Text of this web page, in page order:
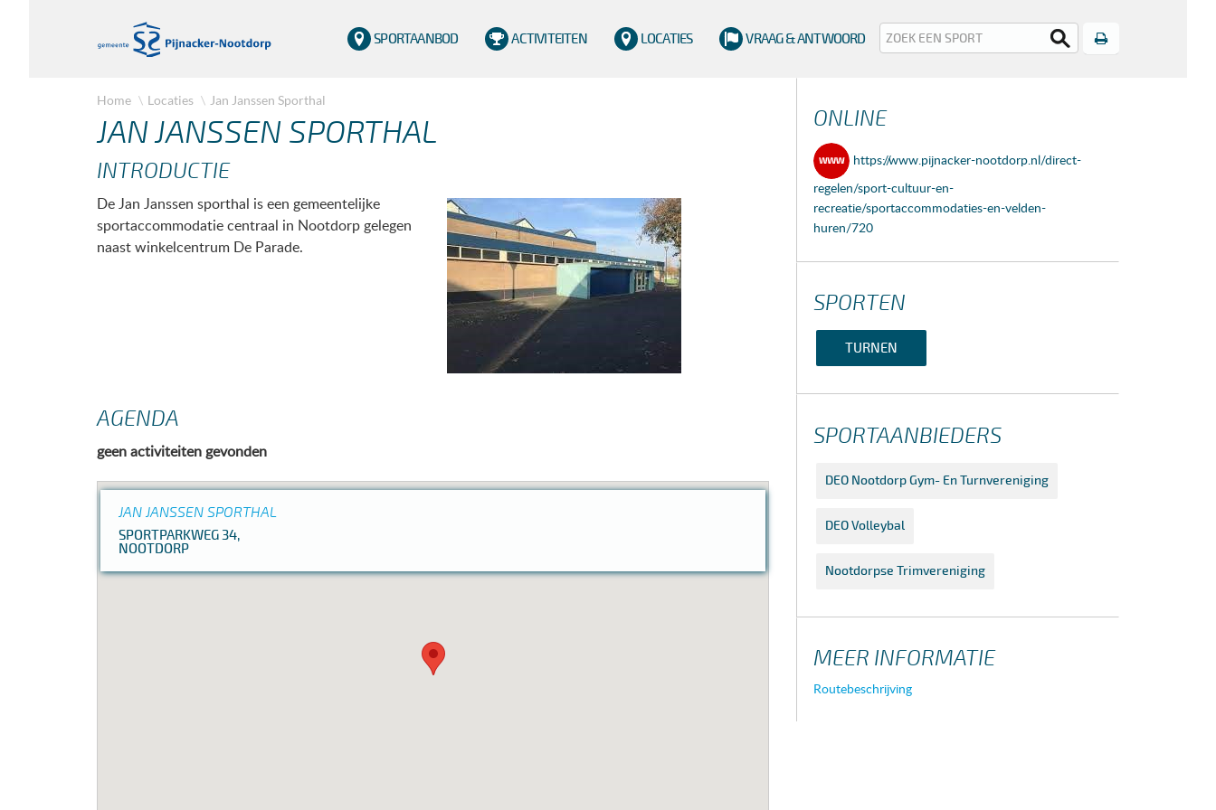
SPORTAANBOD ACTIVITEITEN LOCATIES VRAAG & ANTWOORD Print
Home Locaties Jan Janssen Sporthal
JAN JANSSEN SPORTHAL
INTRODUCTIE
De Jan Janssen sporthal is een gemeentelijke
sportaccommodatie centraal in Nootdorp gelegen
naast winkelcentrum De Parade.
AGENDA
geen activiteiten gevonden
JAN JANSSEN SPORTHAL
SPORTPARKWEG 34,
NOOTDORP
ONLINE
https://www.pijnacker-nootdorp.nl/direct-
regelen/sport-cultuur-en-
recreatie/sportaccommodaties-en-velden-
huren/720
SPORTEN
TURNEN
SPORTAANBIEDERS
DEO Nootdorp Gym- En Turnvereniging
DEO Volleybal
Nootdorpse Trimvereniging
MEER INFORMATIE
Routebeschrijving